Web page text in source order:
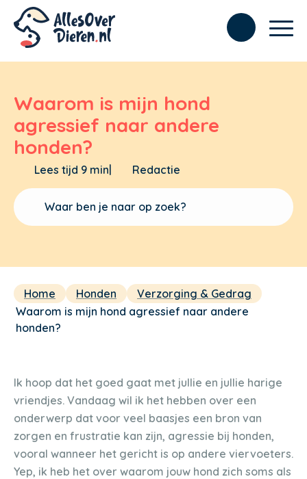
Waarom is mijn hond
agressief naar andere
honden?
Lees tijd 9 min| Redactie
Home Honden
Verzorging & Gedrag
Waarom is mijn hond agressief naar andere
honden?
Ik hoop dat het goed gaat met jullie en jullie harige
vriendjes. Vandaag wil ik het hebben over een
onderwerp dat voor veel baasjes een bron van
zorgen en frustratie kan zijn, agressie bij honden,
vooral wanneer het gericht is op andere viervoeters.
Yep, ik heb het over waarom jouw hond zich soms als